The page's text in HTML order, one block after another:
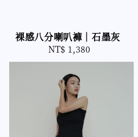
裸感八分喇叭褲｜石墨灰
Regular
price
NT$ 1,380